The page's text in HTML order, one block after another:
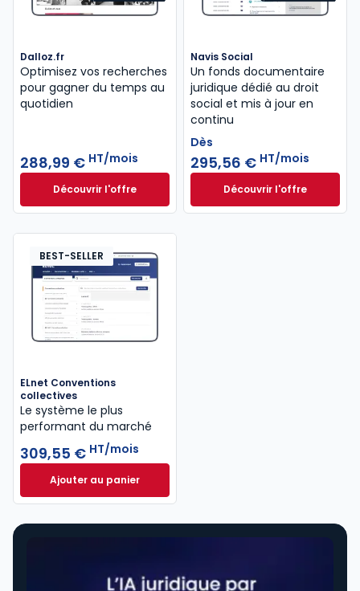
Dalloz.fr
Optimisez vos recherches
pour gagner du temps au
quotidien
288,99 € HT/mois
Découvrir l'offreDalloz.fr à partir de 288,99 €HT/mois
Navis Social
Un fonds documentaire
juridique dédié au droit
social et mis à jour en
continu
Dès
295,56 € HT/mois
Découvrir l'offre
Navis Social à
Dès
BEST-SELLER
ELnet Conventions
collectives
Le système le plus
performant du marché
309,55 € HT/mois
Ajouter au panierELnet Conventions collectives à 309,55 €